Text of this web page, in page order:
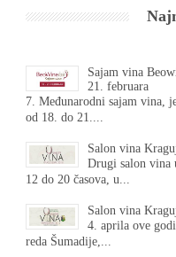
Sajam vina
21. februara
7. Međunarodni sajam vina,
od 18. do 21....
Salon vina
Drugi salon vina
12 do 20 časova, u...
Salon vina
4. aprila ove
reda Šumadije,...